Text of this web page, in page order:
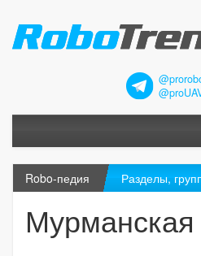
Robo-педия Разделы,
Мурманская